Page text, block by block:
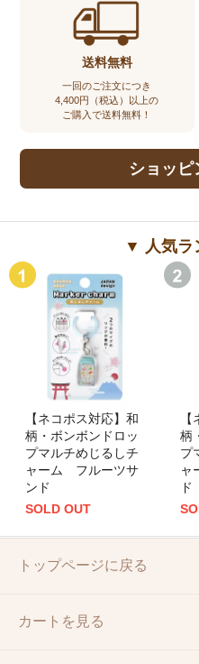
送料無料
一回のご注文につき
4,400円（税込）以上の
ご購入で送料無料！
ショッピ
▼ 人気ラ
【ネコポス対応】和
柄・ボンボンドロッ
プマルチめじるしチ
ャーム フルーツサ
ンド
SOLD OUT
柄
プ
ャ
ド
トップページに戻る
カートを見る